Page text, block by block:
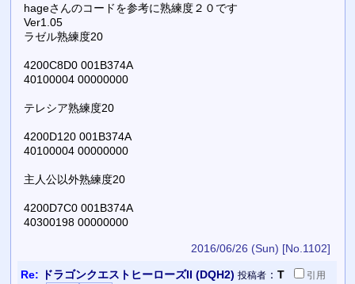
hageさんのコードを参考に熟練度２０です
Ver1.05
ラゼル熟練度20
4200C8D0 001B374A
40100004 00000000
テレシア熟練度20
4200D120 001B374A
40100004 00000000
主人公以外熟練度20
4200D7C0 001B374A
40300198 00000000
2016/06/26 (Sun) [No.1102]
Re: ドラゴンクエストヒーローズII (DQH2) 投稿者： T 引用